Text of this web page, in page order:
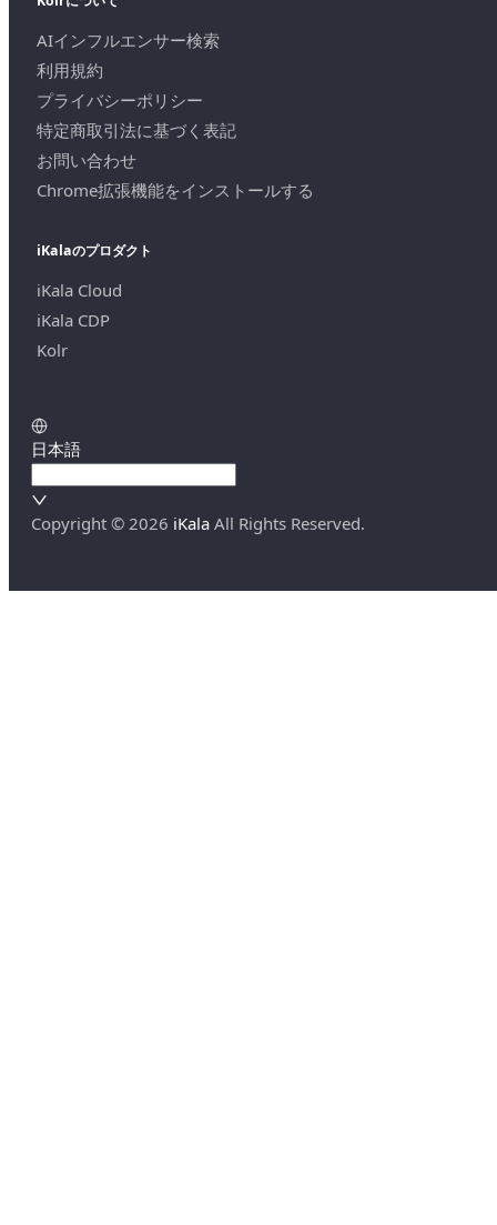
AIインフルエンサー検索
利用規約
プライバシーポリシー
特定商取引法に基づく表記
お問い合わせ
Chrome拡張機能をインストールする
iKalaのプロダクト
iKala Cloud
iKala CDP
Kolr
日本語
Copyright © 2026 iKala All Rights Reserved.